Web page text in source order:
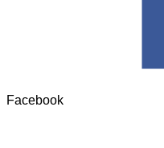
Facebook